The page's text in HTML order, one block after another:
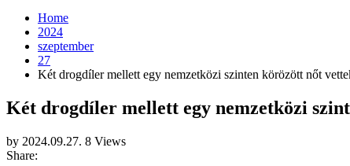
Home
2024
szeptember
27
Két drogdíler mellett egy nemzetközi szinten körözött nőt
Két drogdíler mellett egy nemzetközi
by 2024.09.27. 8 Views
Share: